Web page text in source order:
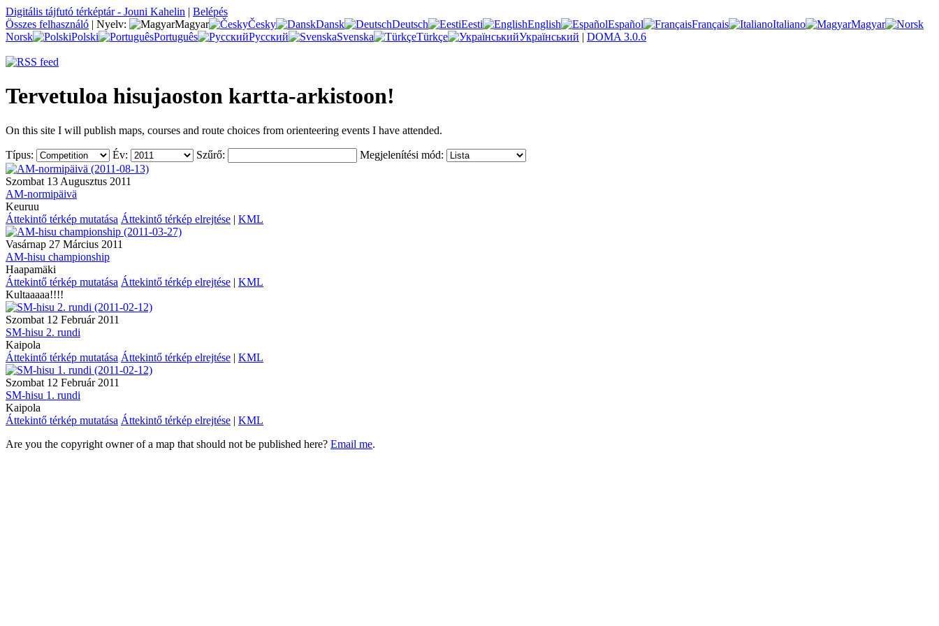
Digitális tájfutó térképtár - Jouni Kahelin | Belépés
Összes felhasználó | Nyelv: Magyar Česky Dansk Deutsch Eesti English Español Français Italiano
Magyar
Norsk
Polski Português Русский Svenska Türkçe Український | DOMA 3.0.6
Tervetuloa hisujaoston kartta-arkistoon!
On this site I will publish maps, courses and route choices from orienteering events I have attended.
Típus: Év: Szűrő: Megjelenítési mód:
Szombat 13 Augusztus 2011
AM-normipäivä
Keuruu
Áttekintő térkép mutatása Áttekintő térkép elrejtése | KML
Vasárnap 27 Március 2011
AM-hisu championship
Haapamäki
Áttekintő térkép mutatása Áttekintő térkép elrejtése | KML
Kultaaaaa!!!!
Szombat 12 Február 2011
SM-hisu 2. rundi
Kaipola
Áttekintő térkép mutatása Áttekintő térkép elrejtése | KML
Szombat 12 Február 2011
SM-hisu 1. rundi
Kaipola
Áttekintő térkép mutatása Áttekintő térkép elrejtése | KML
Are you the copyright owner of a map that should not be published here? Email me.